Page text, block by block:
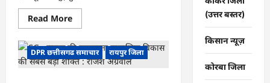
Read MoreRead
more
CG
:
जल
संरक्षण
DPR छत्तीसगढ समाचार रायपुर जिला
(उत्तर बस्तर)
किसान न्यूज़
कोरबा जिला